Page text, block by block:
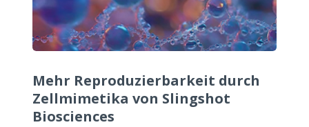
Mehr Reproduzierbarkeit durch
Zellmimetika von Slingshot
Biosciences